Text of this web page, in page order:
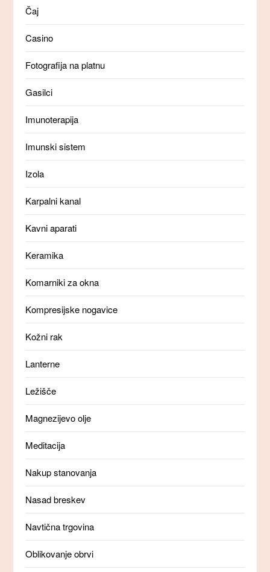
Čaj
Casino
Fotografija na platnu
Gasilci
Imunoterapija
Imunski sistem
Izola
Karpalni kanal
Kavni aparati
Keramika
Komarniki za okna
Kompresijske nogavice
Kožni rak
Lanterne
Ležišče
Magnezijevo olje
Meditacija
Nakup stanovanja
Nasad breskev
Navtična trgovina
Oblikovanje obrvi